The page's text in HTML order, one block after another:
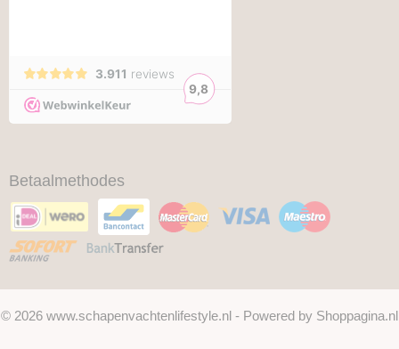
Betaalmethodes
© 2026 www.schapenvachtenlifestyle.nl - Powered by Shoppagina.nl